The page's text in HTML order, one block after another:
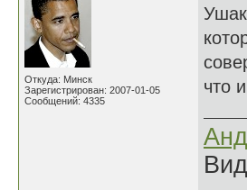
Откуда: Минск
Зарегистрирован: 2007-01-05
Сообщений: 4335
что